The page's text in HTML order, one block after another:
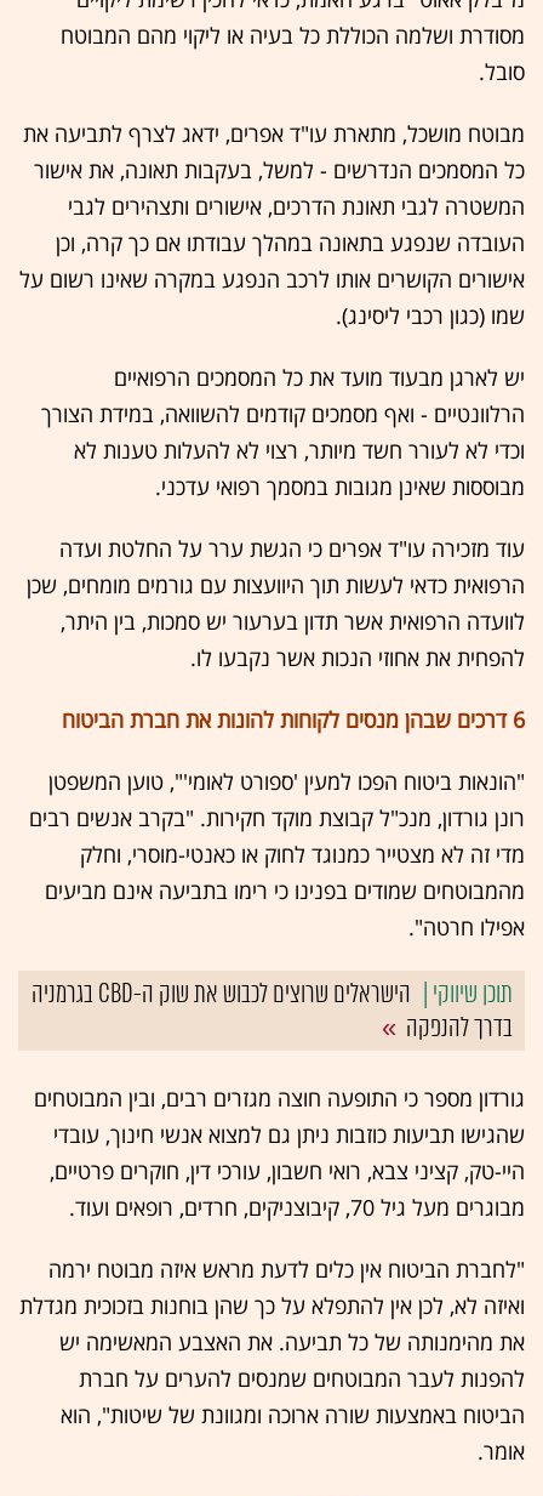
מסודרת ושלמה הכוללת כל בעיה או ליקוי מהם המבוטח
סובל.
מבוטח מושכל, מתארת עו"ד אפרים, ידאג לצרף לתביעה את
כל המסמכים הנדרשים - למשל, בעקבות תאונה, את אישור
המשטרה לגבי תאונת הדרכים, אישורים ותצהירים לגבי
העובדה שנפגע בתאונה במהלך עבודתו אם כך קרה, וכן
אישורים הקושרים אותו לרכב הנפגע במקרה שאינו רשום על
שמו (כגון רכבי ליסינג).
יש לארגן מבעוד מועד את כל המסמכים הרפואיים
הרלוונטיים - ואף מסמכים קודמים להשוואה, במידת הצורך
וכדי לא לעורר חשד מיותר, רצוי לא להעלות טענות לא
מבוססות שאינן מגובות במסמך רפואי עדכני.
עוד מזכירה עו"ד אפרים כי הגשת ערר על החלטת ועדה
הרפואית כדאי לעשות תוך היוועצות עם גורמים מומחים, שכן
לוועדה הרפואית אשר תדון בערעור יש סמכות, בין היתר,
להפחית את אחוזי הנכות אשר נקבעו לו.
6 דרכים שבהן מנסים לקוחות להונות את חברת הביטוח
"הונאות ביטוח הפכו למעין 'ספורט לאומי'", טוען המשפטן
רונן גורדון, מנכ"ל קבוצת מוקד חקירות. "בקרב אנשים רבים
מדי זה לא מצטייר כמנוגד לחוק או כאנטי-מוסרי, וחלק
מהמבוטחים שמודים בפנינו כי רימו בתביעה אינם מביעים
אפילו חרטה".
הישראלים שרוצים לכבוש את שוק ה-CBD בגרמניה
בדרך להנפקה
גורדון מספר כי התופעה חוצה מגזרים רבים, ובין המבוטחים
שהגישו תביעות כוזבות ניתן גם למצוא אנשי חינוך, עובדי
היי-טק, קציני צבא, רואי חשבון, עורכי דין, חוקרים פרטיים,
מבוגרים מעל גיל 70, קיבוצניקים, חרדים, רופאים ועוד.
"לחברת הביטוח אין כלים לדעת מראש איזה מבוטח ירמה
ואיזה לא, לכן אין להתפלא על כך שהן בוחנות בזכוכית מגדלת
את מהימנותה של כל תביעה. את האצבע המאשימה יש
להפנות לעבר המבוטחים שמנסים להערים על חברת
הביטוח באמצעות שורה ארוכה ומגוונת של שיטות", הוא
אומר.